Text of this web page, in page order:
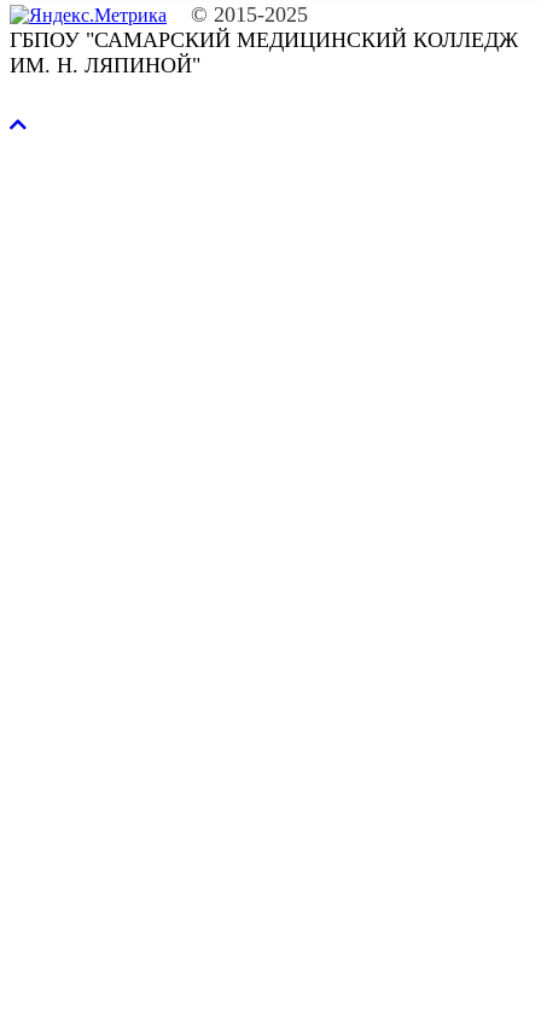
© 2015-2025
ГБПОУ "САМАРСКИЙ МЕДИЦИНСКИЙ КОЛЛЕДЖ
ИМ. Н. ЛЯПИНОЙ"